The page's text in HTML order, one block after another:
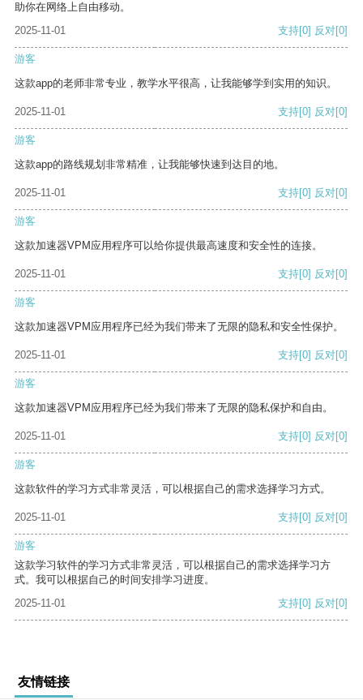
助你在网络上自由移动。
2025-11-01
支持[0] 反对[0]
游客
这款app的老师非常专业，教学水平很高，让我能够学到实用的知识。
2025-11-01 支持[0] 反对[0]
游客
这款app的路线规划非常精准，让我能够快速到达目的地。
2025-11-01 支持[0] 反对[0]
游客
这款加速器VPM应用程序可以给你提供最高速度和安全性的连接。
2025-11-01 支持[0] 反对[0]
游客
这款加速器VPM应用程序已经为我们带来了无限的隐私和安全性保护。
2025-11-01 支持[0] 反对[0]
游客
这款加速器VPM应用程序已经为我们带来了无限的隐私保护和自由。
2025-11-01 支持[0] 反对[0]
游客
这款软件的学习方式非常灵活，可以根据自己的需求选择学习方式。
2025-11-01 支持[0] 反对[0]
游客
这款学习软件的学习方式非常灵活，可以根据自己的需求选择学习方
式。我可以根据自己的时间安排学习进度。
2025-11-01
支持[0] 反对[0]
友情链接